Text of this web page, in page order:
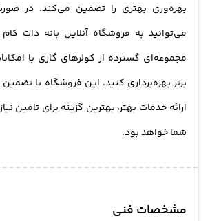
بهره‌وری بهتری را تضمین می‌کند. در
می‌توانید به فروشگاه آنلاین بانه دات
مجموعه‌ای گسترده از کولرهای گازی با
برتر بهره‌برداری کنید. این فروشگاه با
ارائه خدمات بهتر، بهترین گزینه برای تامین
شما خواهد بود.
مشخصات فنی